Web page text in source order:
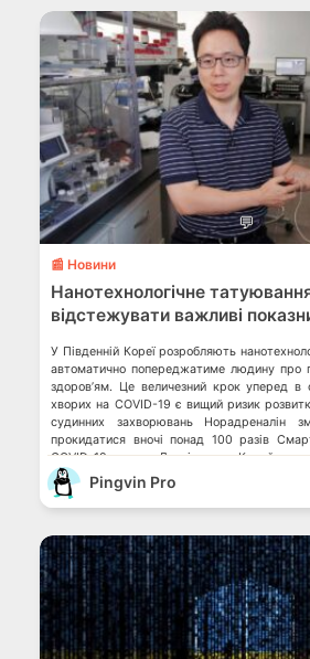
💬
📰 Новини
Нанотехнологічне
відстежувати важливі
У Південній Кореї розробляють
автоматично попереджатиме людину про
здоров’ям. Це величезний крок уперед в
хворих на COVID-19 є вищий ризик
судинних захворювань Норадреналін
прокидатися вночі понад 100 разів
COVID-19 та грип Дослідники з
науки […]Pingvin Pro